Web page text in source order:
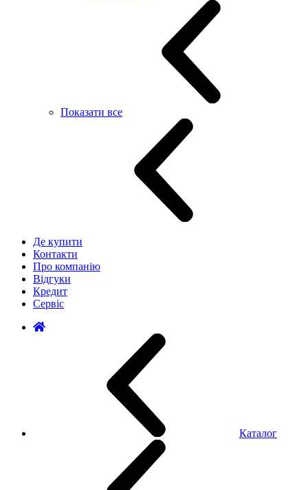
Показати все
Де купити
Контакти
Про компанію
Відгуки
Кредит
Сервіс
Каталог